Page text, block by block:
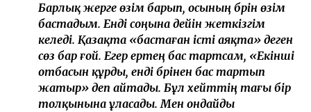
Барлық жерге өзім барып, осының бәрін өзім
бастадым. Енді соңына дейін жеткізгім
келеді. Қазақта «бастаған істі аяқта» деген
сөз бар ғой. Егер ертең бас тартсам, «Екінші
отбасын құрды, енді бәрінен бас тартып
жатыр» деп айтады. Бұл хейттің тағы бір
толқынына ұласады. Мен ондайды